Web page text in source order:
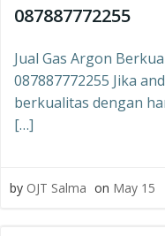
087887772255
Jual Gas Argon
087887772255 Jika
berkualitas dengan
[…]
by OJT Salma on May 15